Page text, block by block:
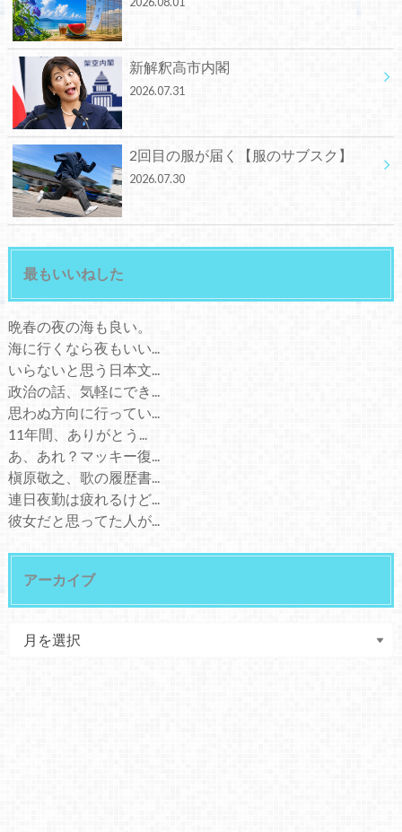
新解釈高市内閣
2026.07.31
2回目の服が届く【服のサブスク】
2026.07.30
最もいいねした
晩春の夜の海も良い。
海に行くなら夜もいい...
いらないと思う日本文...
政治の話、気軽にでき...
思わぬ方向に行ってい...
11年間、ありがとう...
あ、あれ？マッキー復...
槇原敬之、歌の履歴書...
連日夜勤は疲れるけど...
彼女だと思ってた人が...
アーカイブ